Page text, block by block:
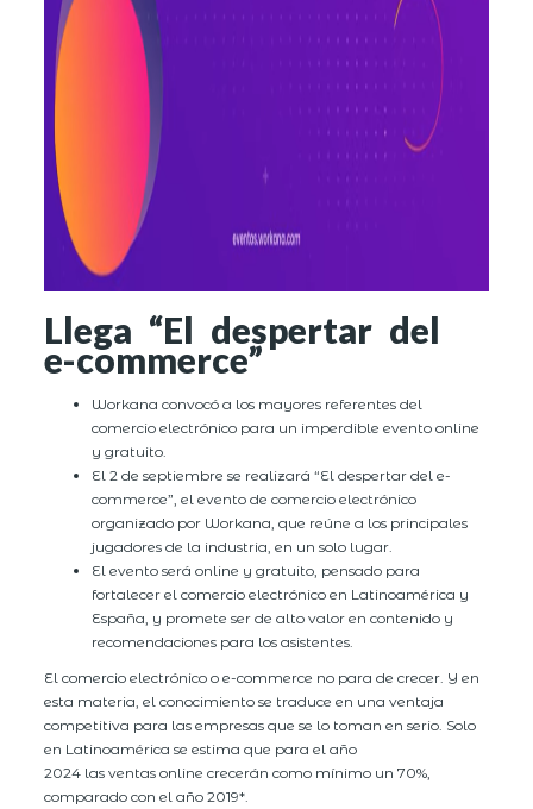
Llega “El despertar del
e-commerce”
Workana convocó a los mayores referentes del
comercio electrónico para un imperdible evento online
y gratuito.
El 2 de septiembre se realizará “El despertar del e-
commerce”, el evento de comercio electrónico
organizado por Workana, que reúne a los principales
jugadores de la industria, en un solo lugar.
El evento será online y gratuito, pensado para
fortalecer el comercio electrónico en Latinoamérica y
España, y promete ser de alto valor en contenido y
recomendaciones para los asistentes.
El comercio electrónico o e-commerce no para de crecer. Y en
esta materia, el conocimiento se traduce en una ventaja
competitiva para las empresas que se lo toman en serio. Solo
en Latinoamérica se estima que para el año
2024 las ventas online crecerán como mínimo un 70%,
comparado con el año 2019*.